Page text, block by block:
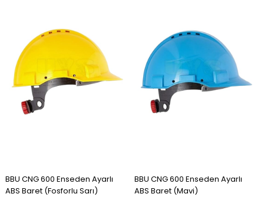
BBU CNG 600 Enseden Ayarlı
ABS Baret (Fosforlu Sarı)
BBU CNG 600 Enseden Ayarlı
ABS Baret (Mavi)